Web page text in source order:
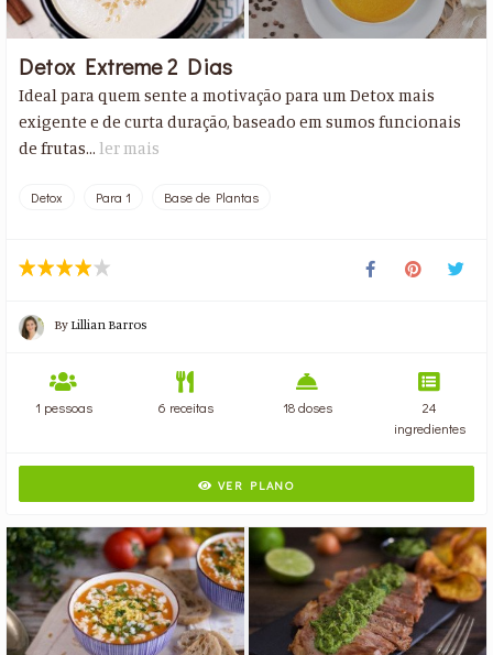
Detox Extreme 2 Dias
Ideal para quem sente a motivação para um Detox mais
exigente e de curta duração, baseado em sumos funcionais
de frutas...ler mais
Detox Para 1 Base de Plantas
By Lillian Barros
1 pessoas 6 receitas 18 doses
24
ingredientes
VER PLANO